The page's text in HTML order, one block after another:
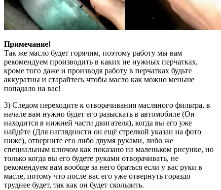
Примечание!
Так же масло будет горячим, поэтому работу мы вам
рекомендуем производить в каких не нужных перчатках,
кроме того даже и производя работу в перчатках будьте
аккуратны и старайтесь чтобы масло как можно меньше
попадало на вас!
3) Следом переходите к отворачивания масляного фильтра, в
начале вам нужно будет его разыскать в автомобиле (Он
находится в нижней части двигателя), когда вы его уже
найдёте (Для наглядности он ещё стрелкой указан на фото
ниже), отверните его либо двумя руками, либо же
специальным ключом как показано на маленьком рисунке, но
только когда вы его будете руками отворачивать, не
рекомендуем вам вообще за него браться если у вас руки в
масле, потому что после вас его уже отвернуть гораздо
труднее будет, так как он будет скользить.